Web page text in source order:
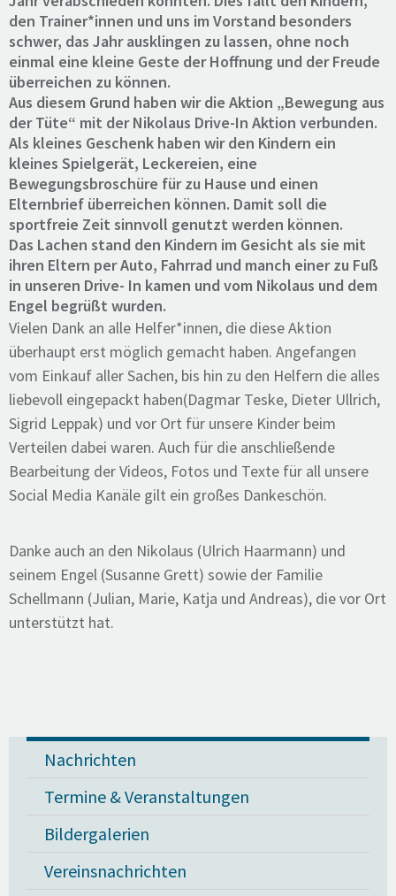
den Trainer*innen und uns im Vorstand besonders
schwer, das Jahr ausklingen zu lassen, ohne noch
einmal eine kleine Geste der Hoffnung und der Freude
überreichen zu können.
Aus diesem Grund haben wir die Aktion „Bewegung aus
der Tüte“ mit der Nikolaus Drive-In Aktion verbunden.
Als kleines Geschenk haben wir den Kindern ein
kleines Spielgerät, Leckereien, eine
Bewegungsbroschüre für zu Hause und einen
Elternbrief überreichen können. Damit soll die
sportfreie Zeit sinnvoll genutzt werden können.
Das Lachen stand den Kindern im Gesicht als sie mit
ihren Eltern per Auto, Fahrrad und manch einer zu Fuß
in unseren Drive- In kamen und vom Nikolaus und dem
Engel begrüßt wurden.
Vielen Dank an alle Helfer*innen, die diese Aktion
überhaupt erst möglich gemacht haben. Angefangen
vom Einkauf aller Sachen, bis hin zu den Helfern die alles
liebevoll eingepackt haben(Dagmar Teske, Dieter Ullrich,
Sigrid Leppak) und vor Ort für unsere Kinder beim
Verteilen dabei waren. Auch für die anschließende
Bearbeitung der Videos, Fotos und Texte für all unsere
Social Media Kanäle gilt ein großes Dankeschön.
Danke auch an den Nikolaus (Ulrich Haarmann) und
seinem Engel (Susanne Grett) sowie der Familie
Schellmann (Julian, Marie, Katja und Andreas), die vor Ort
unterstützt hat.
Nachrichten
Termine & Veranstaltungen
Bildergalerien
Vereinsnachrichten